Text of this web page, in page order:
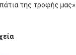
της τροφής